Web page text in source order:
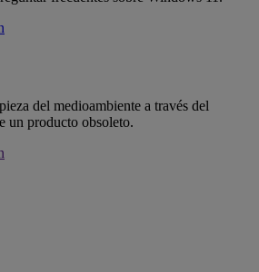
del medioambiente a través del
un producto obsoleto.